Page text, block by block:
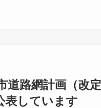
路網計画（改
表しています